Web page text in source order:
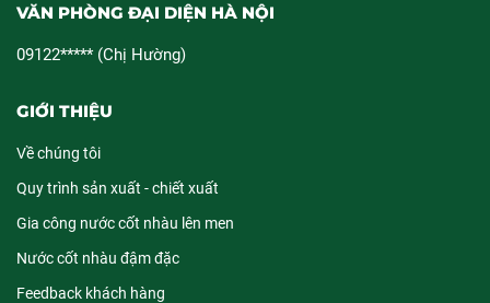
VĂN PHÒNG ĐẠI DIỆN HÀ NỘI
09122***** (Chị Hường)
GIỚI THIỆU
Về chúng tôi
Quy trình sản xuất - chiết xuất
Gia công nước cốt nhàu lên men
Nước cốt nhàu đậm đặc
Feedback khách hàng